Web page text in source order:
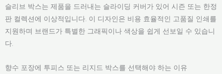
슬리브 박스는 제품을 드러내는 슬라이딩 커버가 있어 시즌 또는 한정
판 컬렉션에 이상적입니다. 이 디자인은 비용 효율적인 고품질 인쇄를
지원하며 브랜드가 특별한 그래픽이나 색상을 쉽게 선보일 수 있습니
다.
향수 포장에 투피스 또는 리지드 박스를 선택해야 하는 이유